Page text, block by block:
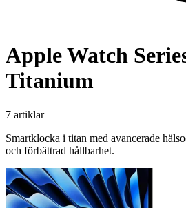
Apple Watch
Titanium
7 artiklar
Smartklocka i titan med avancerade
och förbättrad hållbarhet.